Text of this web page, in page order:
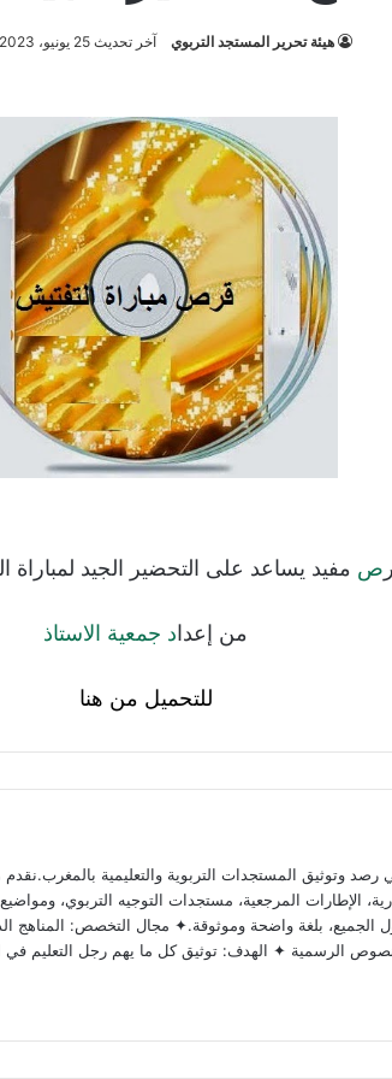
هيئة تحرير المستجد التربوي آخر تحديث 25 يونيو، 2023
ص مفيد يساعد على التحضير الجيد لمباراة
من إعداد جمعية الاستاذ
للتحميل من هنا
وتوثيق المستجدات التربوية والتعليمية بالمغرب.نقدم
الإطارات المرجعية، مستجدات التوجيه التربوي، ومواضيع
الجميع، بلغة واضحة وموثوقة.✦ مجال التخصص: المناهج
النصوص الرسمية ✦ الهدف: توثيق كل ما يهم رجل التعليم